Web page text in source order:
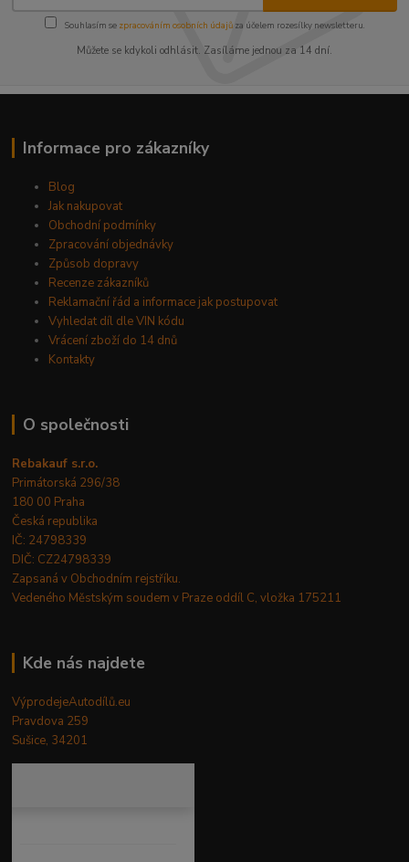
Souhlasím se zpracováním osobních údajůza účelem rozesílky newsletteru.
Můžete se kdykoli odhlásit. Zasíláme jednou za 14 dní.
Informace pro zákazníky
Blog
Jak nakupovat
Obchodní podmínky
Zpracování objednávky
Způsob dopravy
Recenze zákazníků
Reklamační řád a informace jak postupovat
Vyhledat díl dle VIN kódu
Vrácení zboží do 14 dnů
Kontakty
O společnosti
Rebakauf s.r.o.
Primátorská 296/38
180 00 Praha
Česká republika
IČ: 24798339
DIČ: CZ24798339
Zapsaná v Obchodním rejstříku.
Vedeného Městským soudem v Praze oddíl C, vložka 175211
Kde nás najdete
VýprodejeAutodílů.eu
Pravdova 259
Sušice, 34201